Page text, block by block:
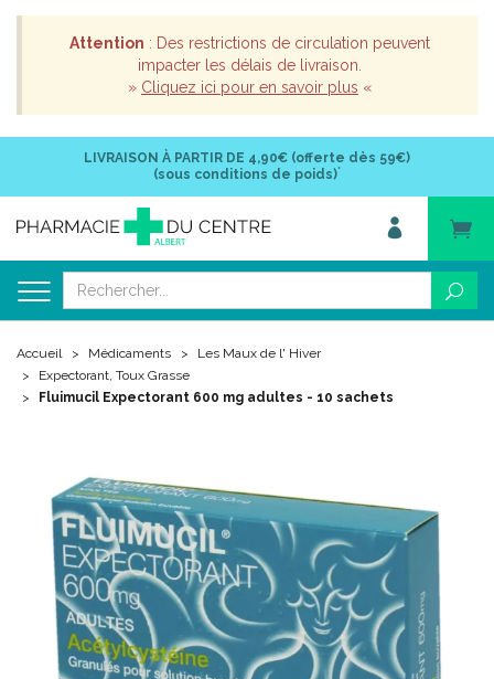
Attention : Des restrictions de circulation peuvent
impacter les délais de livraison.
» Cliquez ici pour en savoir plus «
LIVRAISON À PARTIR DE 4,90€ (offerte dès 59€)
(sous conditions de poids)*
Accueil Médicaments
Les Maux de l' Hiver
Expectorant, Toux Grasse
Fluimucil Expectorant 600 mg adultes - 10 sachets